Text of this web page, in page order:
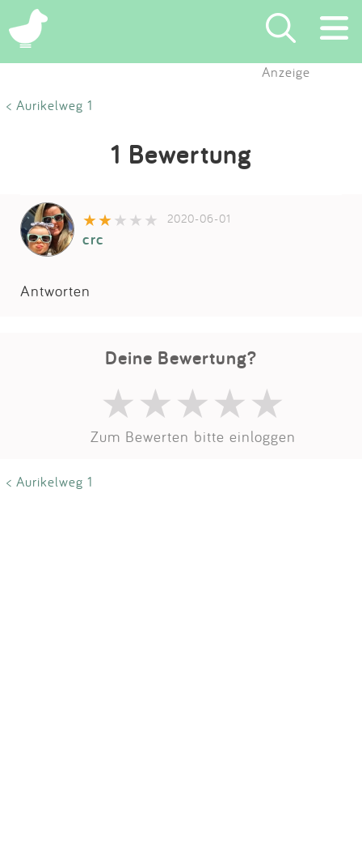
Eintragen
Impressum
Anmelden
Anzeige
< Aurikelweg 1
1 Bewertung
2020-06-01
crc
Antworten
Deine Bewertung?
Zum Bewerten bitte einloggen
< Aurikelweg 1